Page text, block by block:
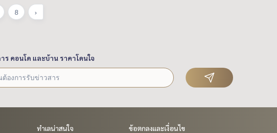
8 ›
ร คอนโด และบ้าน ราคาโดนใจ
ทำเลน่าสนใจ
ข้อตกลงและเงื่อนไข